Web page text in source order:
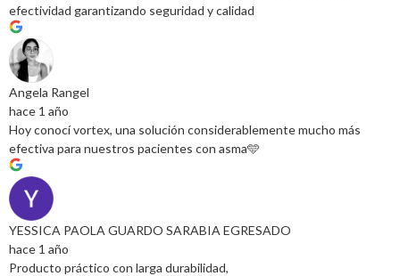
efectividad garantizando seguridad y calidad
Angela Rangel
hace 1 año
Hoy conocí vortex, una solución considerablemente mucho más
efectiva para nuestros pacientes con asma🩵
YESSICA PAOLA GUARDO SARABIA EGRESADO
hace 1 año
Producto práctico con larga durabilidad,